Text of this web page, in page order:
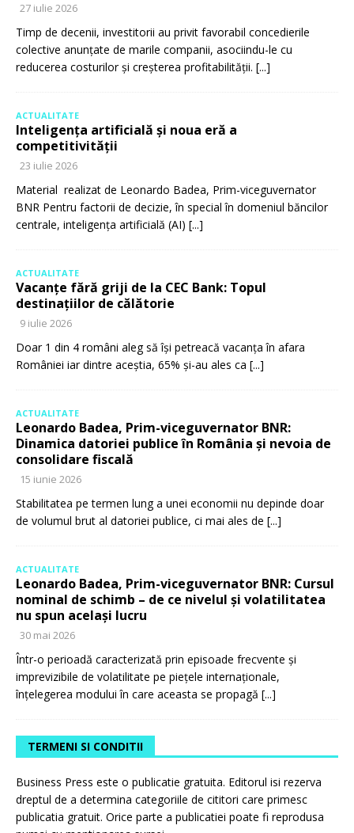
27 iulie 2026
Timp de decenii, investitorii au privit favorabil concedierile
colective anunțate de marile companii, asociindu-le cu
reducerea costurilor și creșterea profitabilității. [...]
ACTUALITATE
Inteligența artificială și noua eră a
competitivității
23 iulie 2026
Material realizat de Leonardo Badea, Prim-viceguvernator
BNR Pentru factorii de decizie, în special în domeniul băncilor
centrale, inteligența artificială (AI) [...]
ACTUALITATE
Vacanțe fără griji de la CEC Bank: Topul
destinațiilor de călătorie
9 iulie 2026
Doar 1 din 4 români aleg să își petreacă vacanța în afara
României iar dintre aceștia, 65% și-au ales ca [...]
ACTUALITATE
Leonardo Badea, Prim-viceguvernator BNR:
Dinamica datoriei publice în România și nevoia de
consolidare fiscală
15 iunie 2026
Stabilitatea pe termen lung a unei economii nu depinde doar
de volumul brut al datoriei publice, ci mai ales de [...]
ACTUALITATE
Leonardo Badea, Prim-viceguvernator BNR: Cursul
nominal de schimb – de ce nivelul și volatilitatea
nu spun același lucru
30 mai 2026
Într-o perioadă caracterizată prin episoade frecvente și
imprevizibile de volatilitate pe piețele internaționale,
înțelegerea modului în care aceasta se propagă [...]
TERMENI SI CONDITII
Business Press este o publicatie gratuita. Editorul isi rezerva
dreptul de a determina categoriile de cititori care primesc
publicatia gratuit. Orice parte a publicatiei poate fi reprodusa